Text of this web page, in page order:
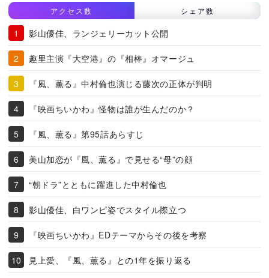
アクセス数 シェア数
影山優佳、ランジェリーカット公開
趣里主演『大空港』の『相棒』オマージュ
『風、薫る』中村倫也演じる藤次の正体が判明
『映画ちいかわ』怪物は誰が生んだのか？
『風、薫る』第95話あらすじ
美山加恋が『風、薫る』で見せる“母”の顔
“朝ドラ”とともに躍進した中村倫也
影山優佳、白ワンピ姿でスタイル際立つ
『映画ちいかわ』EDテーマからその後を考察
見上愛、『風、薫る』との1年を振り返る